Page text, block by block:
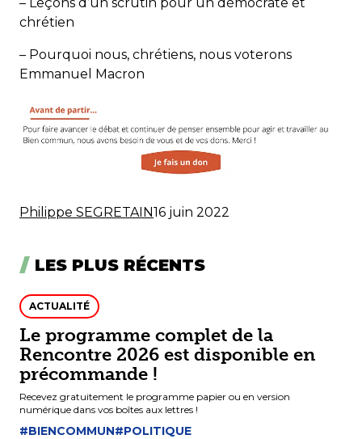
chrétien
– Pourquoi nous, chrétiens, nous voterons
Emmanuel Macron
Philippe SEGRETAIN16 juin 2022
LES PLUS RÉCENTS
ACTUALITÉ
Le programme complet de la
Rencontre 2026 est disponible en
précommande !
Recevez gratuitement le programme papier ou en version
numérique dans vos boîtes aux lettres !
#BIENCOMMUN#POLITIQUE